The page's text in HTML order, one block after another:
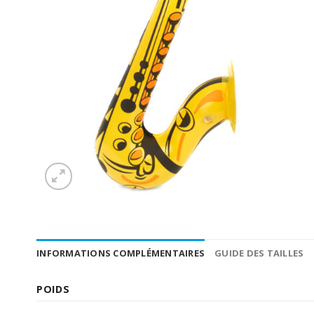
INFORMATIONS COMPLÉMENTAIRES GUIDE DES TAILLES
POIDS